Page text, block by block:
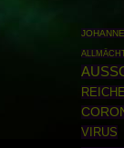
VIRUS